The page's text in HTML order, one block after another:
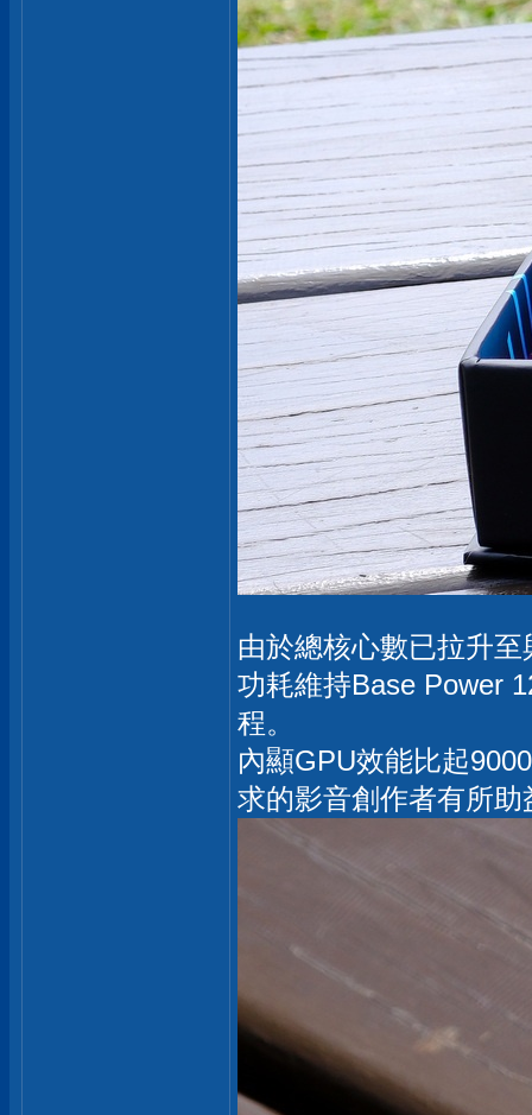
由於總核心數已拉升
功耗維持Base Power
程。
內顯GPU效能比起
求的影音創作者有所助